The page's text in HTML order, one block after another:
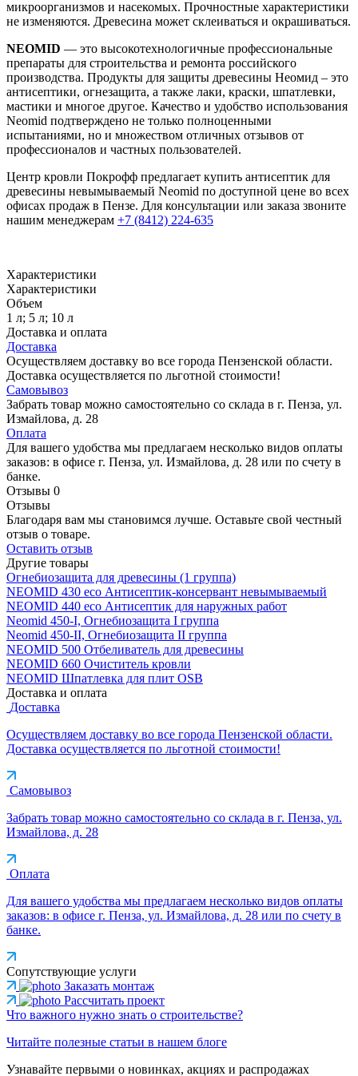
микроорганизмов и насекомых. Прочностные характеристики
не изменяются. Древесина может склеиваться и окрашиваться.
NEOMID — это высокотехнологичные профессиональные
препараты для строительства и ремонта российского
производства. Продукты для защиты древесины Неомид – это
антисептики, огнезащита, а также лаки, краски, шпатлевки,
мастики и многое другое. Качество и удобство использования
Neomid подтверждено не только полноценными
испытаниями, но и множеством отличных отзывов от
профессионалов и частных пользователей.
Центр кровли Покрофф предлагает купить антисептик для
древесины невымываемый Neomid по доступной цене во всех
офисах продаж в Пензе. Для консультации или заказа звоните
нашим менеджерам +7 (8412) 224-635
Характеристики
Характеристики
Объем
1 л; 5 л; 10 л
Доставка и оплата
Доставка
Осуществляем доставку во все города Пензенской области.
Доставка осуществляется по льготной стоимости!
Самовывоз
Забрать товар можно самостоятельно со склада в г. Пенза, ул.
Измайлова, д. 28
Оплата
Для вашего удобства мы предлагаем несколько видов оплаты
заказов: в офисе г. Пенза, ул. Измайлова, д. 28 или по счету в
банке.
Отзывы 0
Отзывы
Благодаря вам мы становимся лучше. Оставьте свой честный
отзыв о товаре.
Оставить отзыв
Другие товары
Огнебиозащита для древесины (1 группа)
NEOMID 430 eco Антисептик-консервант невымываемый
NEOMID 440 eco Антисептик для наружных работ
Neomid 450-I, Огнебиозащита I группа
Neomid 450-II, Огнебиозащита II группа
NEOMID 500 Отбеливатель для древесины
NEOMID 660 Очиститель кровли
NEOMID Шпатлевка для плит OSB
Доставка и оплата
Доставка
Осуществляем доставку во все города Пензенской области.
Доставка осуществляется по льготной стоимости!
Самовывоз
Забрать товар можно самостоятельно со склада в г. Пенза, ул.
Измайлова, д. 28
Оплата
Для вашего удобства мы предлагаем несколько видов оплаты
заказов: в офисе г. Пенза, ул. Измайлова, д. 28 или по счету в
банке.
Сопутствующие услуги
Заказать монтаж
Рассчитать проект
Что важного нужно знать о строительстве?
Читайте полезные статьи в нашем блоге
Узнавайте первыми о новинках, акциях и распродажах